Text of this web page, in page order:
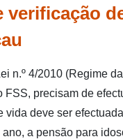
de vida entre
social da Baía
do FSS
verificação
n.º 4/2010 (Regime
precisam de
vida deve ser
a pensão para